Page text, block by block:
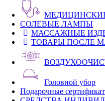
СОЛЕВЫЕ ЛАМПЫ
МАССАЖНЫЕ
ТОВАРЫ ПОСЛЕ
Головной убор
Подарочные